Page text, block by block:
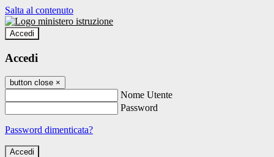
Salta al contenuto
Accedi
Accedi
button close ×
Nome Utente
Password
Password dimenticata?